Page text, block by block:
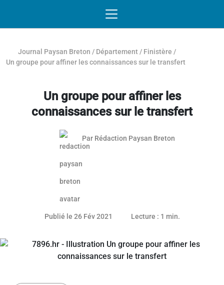
Journal Paysan Breton / Département / Finistère /
Un groupe pour affiner les connaissances sur le transfert
Un groupe pour affiner les
connaissances sur le transfert
Article réservé aux abonnés
Par Rédaction Paysan Breton
Publié le 26 Fév 2021 Lecture : 1 min.